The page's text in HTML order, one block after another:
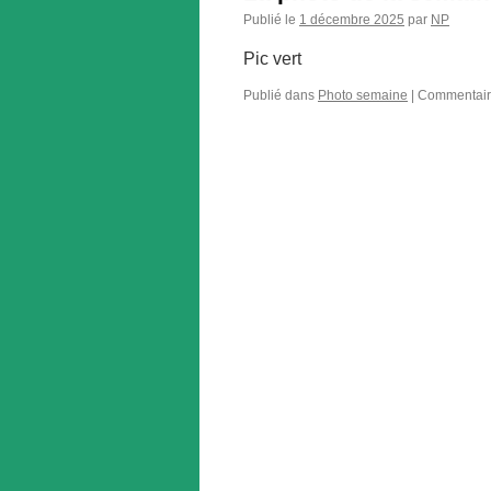
Publié le 1 décembre 2025 par NP
Pic vert
Publié dans Photo semaine